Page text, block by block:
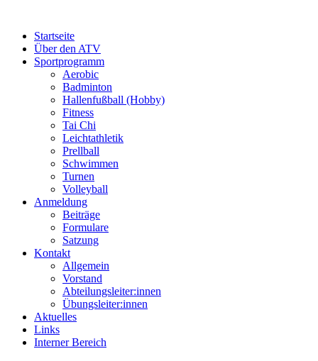
Startseite
Über den ATV
Sportprogramm
Aerobic
Badminton
Hallenfußball (Hobby)
Fitness
Tai Chi
Leichtathletik
Prellball
Schwimmen
Turnen
Volleyball
Anmeldung
Beiträge
Formulare
Satzung
Kontakt
Allgemein
Vorstand
Abteilungsleiter:innen
Übungsleiter:innen
Aktuelles
Links
Interner Bereich